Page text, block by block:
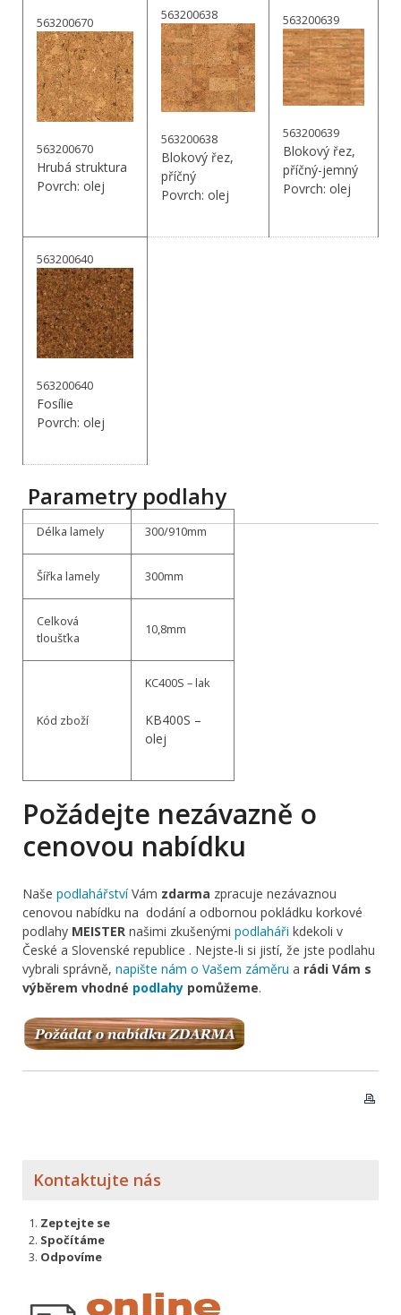
563200670
563200670
Hrubá struktura
Povrch: olej
563200638
563200638
Blokový řez,
příčný
Povrch: olej
563200639
563200639
Blokový řez,
příčný-jemný
Povrch: olej
563200640
563200640
Fosílie
Povrch: olej
Parametry podlahy
Délka lamely 300/910mm
Šířka lamely 300mm
Celková
tloušťka
10,8mm
Kód zboží
KC400S – lak
KB400S –
olej
Požádejte nezávazně o
cenovou nabídku
Naše podlahářstvíVám zdarma zpracuje nezávaznou
cenovou nabídku na dodání a odbornou pokládku korkové
podlahy MEISTER našimi zkušenými podlaháři kdekoli v
České a Slovenské republice . Nejste-li si jistí, že jste podlahu
vybrali správně, napište nám o Vašem záměru a rádi Vám s
výběrem vhodné podlahy pomůžeme.
Kontaktujte nás
Zeptejte se
Spočítáme
Odpovíme